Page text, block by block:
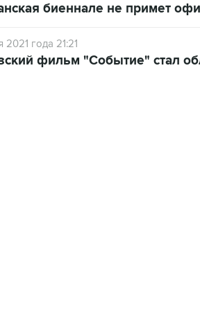
биеннале не примет
2021 года 21:21
фильм "Событие" стал